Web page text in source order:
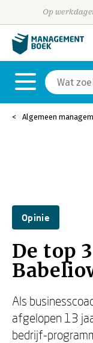
Op
Algemeen
Opinie
De top
Als
afgelopen 13
bedrijf-